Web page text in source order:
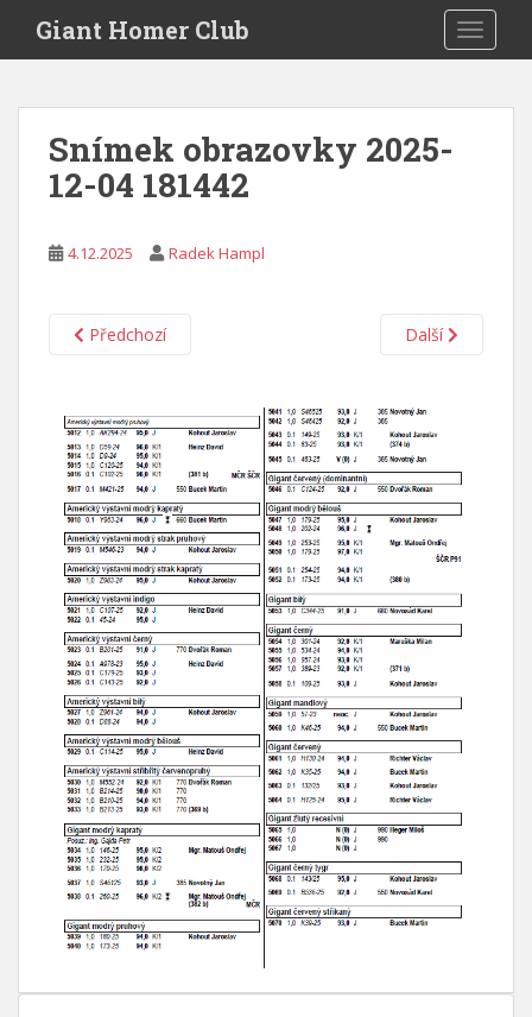
i
Giant Homer Club
Snímek obrazovky 2025-
12-04 181442
4.12.2025 Radek Hampl
Předchozí Další